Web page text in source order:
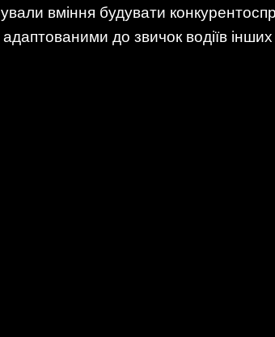
вміння будувати
до звичок водіїв інших